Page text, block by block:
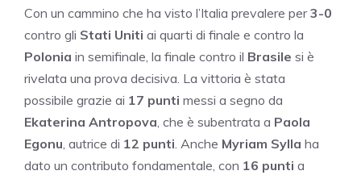
Con un cammino che ha visto l’Italia prevalere per3-0
contro gli Stati Uniti ai quarti di finale e contro la
Polonia in semifinale, la finale contro il Brasile si è
rivelata una prova decisiva. La vittoria è stata
possibile grazie ai 17 punti messi a segno da
Ekaterina Antropova , che è subentrata a Paola
Egonu , autrice di 12 punti . Anche Myriam Sylla ha
dato un contributo fondamentale, con 16 punti a